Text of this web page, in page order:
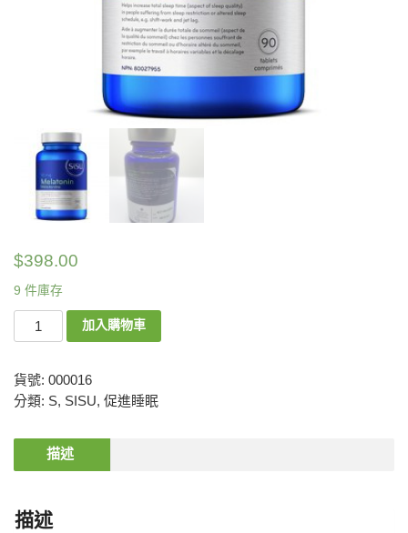
$398.00
9 件庫存
加入購物車
貨號: 000016
分類: S, SISU, 促進睡眠
描述
描述